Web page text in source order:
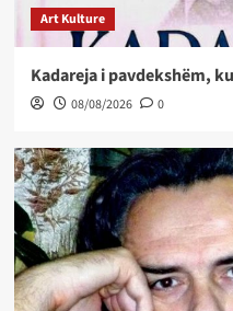
Art Kulture
Kadareja i pavdekshëm,
08/08/2026 0